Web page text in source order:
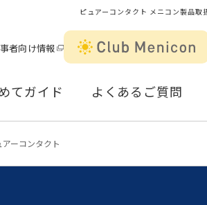
ピュアーコンタクト メニコン製品
者向け情報
てガイド よくあるご質問
アーコンタクト